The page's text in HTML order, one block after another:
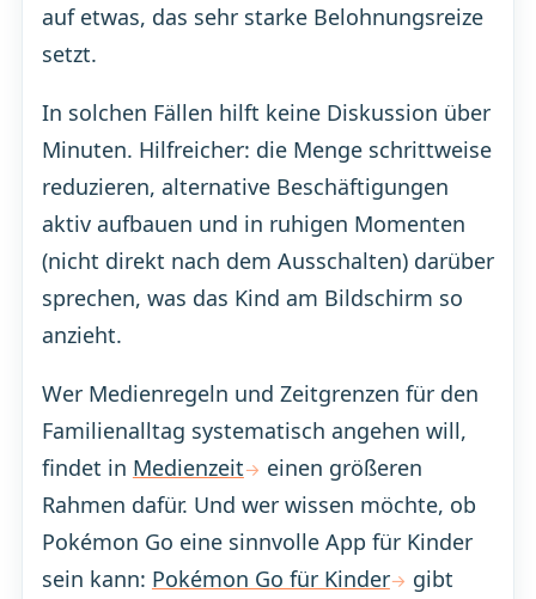
auf etwas, das sehr starke Belohnungsreize
setzt.
In solchen Fällen hilft keine Diskussion über
Minuten. Hilfreicher: die Menge schrittweise
reduzieren, alternative Beschäftigungen
aktiv aufbauen und in ruhigen Momenten
(nicht direkt nach dem Ausschalten) darüber
sprechen, was das Kind am Bildschirm so
anzieht.
Wer Medienregeln und Zeitgrenzen für den
Familienalltag systematisch angehen will,
findet in Medienzeit
einen größeren
Rahmen dafür. Und wer wissen möchte, ob
Pokémon Go eine sinnvolle App für Kinder
sein kann: Pokémon Go für Kinder
gibt